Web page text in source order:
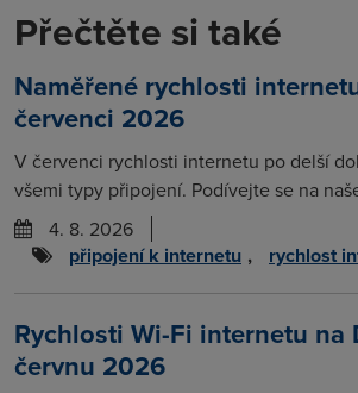
Přečtěte si také
Naměřené rychlosti
červenci 2026
V červenci rychlosti internetu po delší
všemi typy připojení. Podívejte se na
4. 8. 2026
připojení k internetu , rychlost
Rychlosti Wi-Fi internetu na
červnu 2026